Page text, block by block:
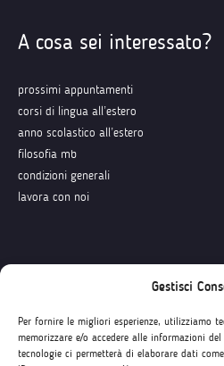
Gestisci
Per fornire le migliori esperienze, utilizziamo
memorizzare e/o accedere alle informazioni
tecnologie ci permetterà di elaborare dati
A cosa sei interessato?
prossimi appuntamenti
corsi di lingua all’estero
anno scolastico all’estero
filosofia mb
condizioni generali
lavora con noi